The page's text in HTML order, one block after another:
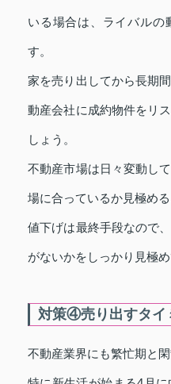
いる場合は、ライバルの
す。
家を売り出してから長期
動産会社に成約物件をリ
しょう。
不動産市場は日々変動し
場に合っているか見極める
値下げは最終手段なので
がないかをしっかり見極
対策④売り出すタイ
不動産業界にも繁忙期と閑